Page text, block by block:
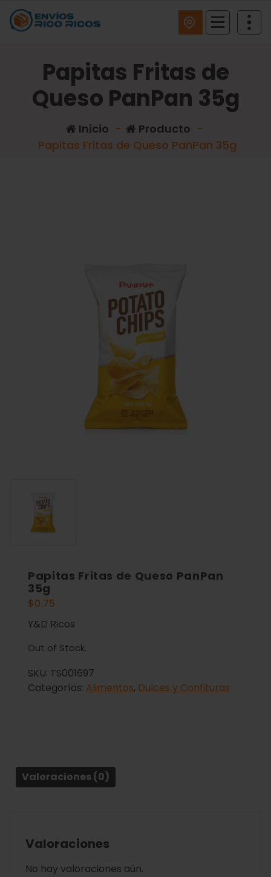
Papitas Fritas de
Queso PanPan 35g
Inicio - Producto -
Papitas Fritas de Queso PanPan 35g
Papitas Fritas de Queso PanPan
35g
$0.75
Y&D Ricos
Out of Stock.
SKU: TS001697
Categorías: Alimentos, Dulces y Confituras
Valoraciones (0)
Valoraciones
No hay valoraciones aún.